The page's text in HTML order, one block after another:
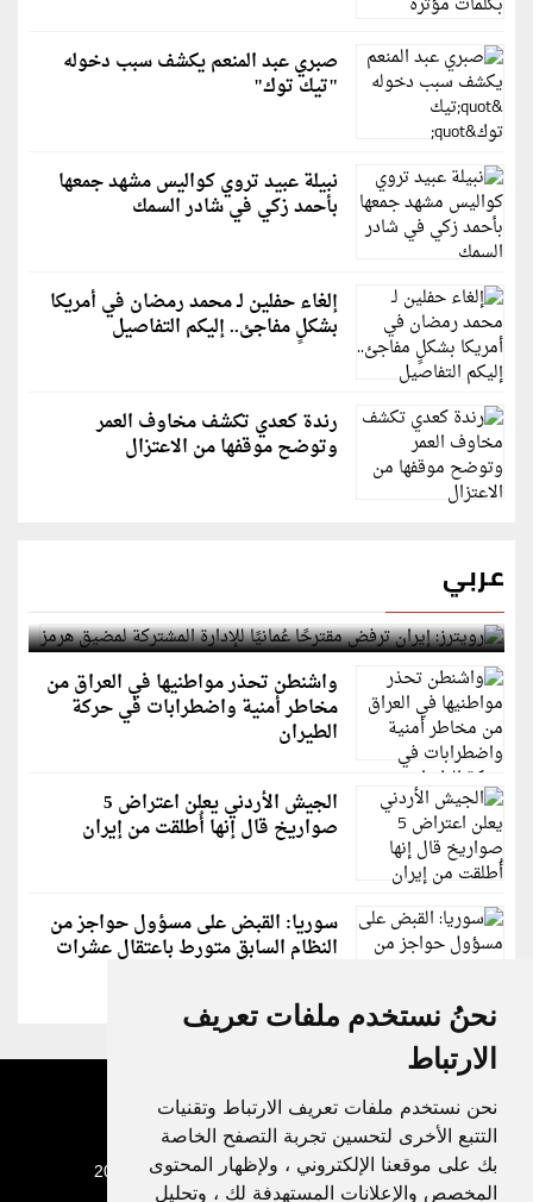
نحنُ نستخدم ملفات تعريف
الارتباط
نحن نستخدم ملفات تعريف الارتباط وتقنيات
التتبع الأخرى لتحسين تجربة التصفح الخاصة
بك على موقعنا الإلكتروني ، ولإظهار المحتوى
المخصص والإعلانات المستهدفة لك ، وتحليل
صبري عبد المنعم يكشف سبب دخوله
"تيك توك"
نبيلة عبيد تروي كواليس مشهد جمعها
بأحمد زكي في شادر السمك
إلغاء حفلين لـ محمد رمضان في أمريكا
بشكلٍ مفاجئ.. إليكم التفاصيل
رندة كعدي تكشف مخاوف العمر
وتوضح موقفها من الاعتزال
عربي
رويترز: إيران ترفض مقترحًا عُمانيًا للإدارة المشتركة
لمضيق هرمز
واشنطن تحذر مواطنيها في العراق من
مخاطر أمنية واضطرابات في حركة
الطيران
الجيش الأردني يعلن اعتراض 5
صواريخ قال إنها أُطلقت من إيران
سوريا: القبض على مسؤول حواجز من
النظام السابق متورط باعتقال عشرات
جميع الحقوق محفوظة لدنيا الوطن © 2003 - 2022